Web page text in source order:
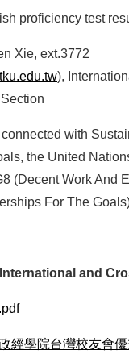
proficiency test
Xie, ext.3772
),
with
the United
(Decent Work And
For The
and
經學院台灣校友會